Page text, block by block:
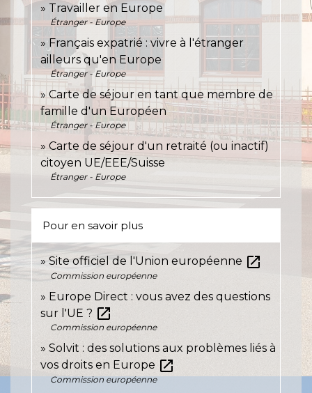
Travailler en Europe
Étranger - Europe
Français expatrié : vivre à l'étranger
ailleurs qu'en Europe
Étranger - Europe
Carte de séjour en tant que membre de
famille d'un Européen
Étranger - Europe
Carte de séjour d'un retraité (ou inactif)
citoyen UE/EEE/Suisse
Étranger - Europe
Pour en savoir plus
Site officiel de l'Union européenne open_in_new
Commission européenne
Europe Direct : vous avez des questions
sur l'UE ? open_in_new
Commission européenne
Solvit : des solutions aux problèmes liés à
vos droits en Europe open_in_new
Commission européenne